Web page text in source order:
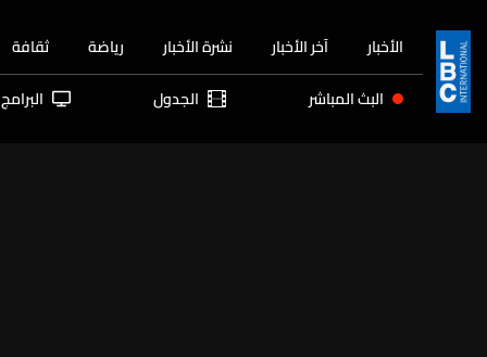
الأخبار آخر الأخبار نشرة الأخبار رياضة ثقافة
البث المباشر الجدول البرامج